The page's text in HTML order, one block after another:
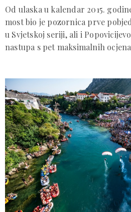
Od ulaska u kalendar 2015.
most bio je pozornica prve
u Svjetskoj seriji, ali i
nastupa s pet maksimalnih